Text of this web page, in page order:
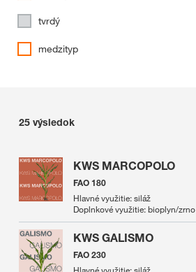
tvrdý
medzityp
25 výsledok
KWS MARCOPOLO
FAO 180
Hlavné využitie: siláž
Doplnkové využitie: bioplyn/zrno
KWS GALISMO
FAO 230